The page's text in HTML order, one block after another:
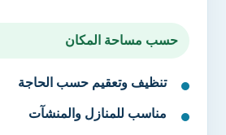
حسب مساحة المكان
تنظيف وتعقيم حسب الحاجة
مناسب للمنازل والمنشآت